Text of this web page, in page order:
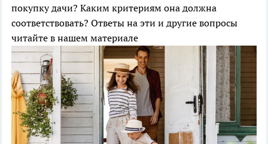
покупку дачи? Каким критериям она должна
соответствовать? Ответы на эти и другие вопросы
читайте в нашем материале